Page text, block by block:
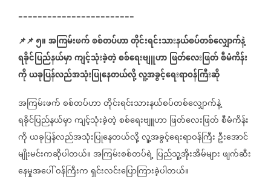
========================
📌📌၅။အကြမ်းဖက်စစ်တပ်ဟာတိုင်းရင်းသားနယ်စပ်တစ်လျှောက်နဲ့
ရခိုင်ပြည်နယ်မှာကျင့်သုံးခဲ့တဲ့စစ်ရေးဗျူဟာဖြတ်လေးဖြတ်စီမံကိန်း
ကိုယခုပြန်လည်အသုံးပြုနေတယ်လို့လူ့အခွင့်ရေးရာဝန်ကြီးဆို
အကြမ်းဖက်စစ်တပ်ဟာတိုင်းရင်းသားနယ်စပ်တစ်လျှောက်နဲ့
ရခိုင်ပြည်နယ်မှာကျင့်သုံးခဲ့တဲ့စစ်ရေးဗျူဟာဖြတ်လေးဖြတ်စီမံကိန်း
ကိုယခုပြန်လည်အသုံးပြုနေတယ်လို့လူ့အခွင့်ရေးရာဝန်ကြီး ဦးအောင်
မျိုးမင်းကဆိုပါတယ်။အကြမ်းစစ်တပ်ရဲ့ပြည်သူ့အိုးအိမ်များဖျက်ဆီး
နေမှုအပေါ်ဝန်ကြီးကရှင်းလင်းပြောကြားခဲ့ပါတယ်။